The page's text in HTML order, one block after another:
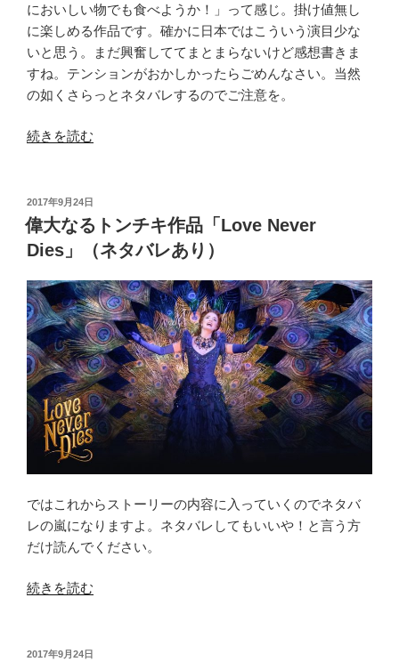
においしい物でも食べようか！」って感じ。掛け値無し
に楽しめる作品です。確かに日本ではこういう演目少な
いと思う。まだ興奮しててまとまらないけど感想書きま
すね。テンションがおかしかったらごめんなさい。当然
の如くさらっとネタバレするのでご注意を。
“「パ
マ
ゲ
ー
観
て
き
た
よ！
（ネ
タ
バ
注
意！）”
の
続きを読む
投
稿
日:
2017年9月24日
偉大なるトンチキ作品「Love Never
Dies」（ネタバレあり）
ではこれからストーリーの内容に入っていくのでネタバ
レの嵐になりますよ。ネタバレしてもいいや！と言う方
だけ読んでください。
“偉
る
続きを読む
投
2017年9月24日